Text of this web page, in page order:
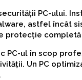
PC-ului.
astfel încât
protecție
PC-ul în scop
Un PC